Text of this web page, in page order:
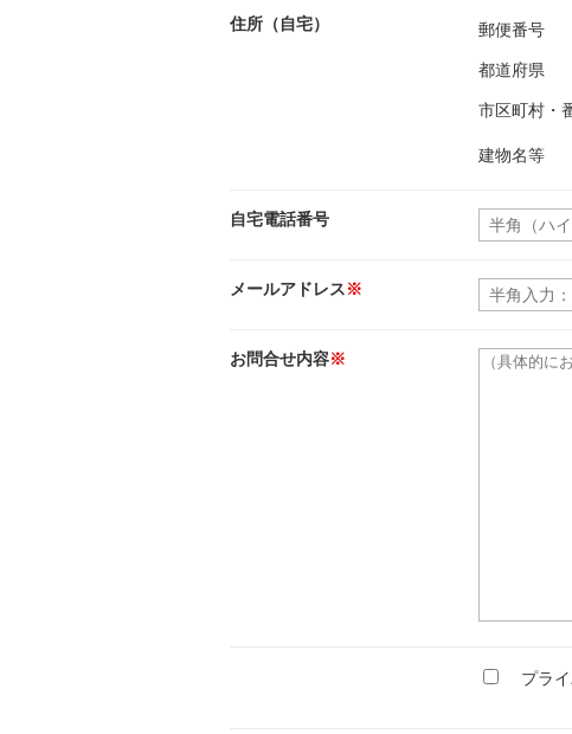
住所（自宅） 郵便番号
都道府県
市区町村・
建物名等
自宅電話番号
メールアドレス ※
お問合せ内容※
プライ